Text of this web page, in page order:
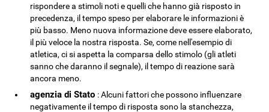
rispondere a stimoli noti e quelli che hanno già risposto in
precedenza, il tempo speso per elaborare le informazioni è
più basso. Meno nuova informazione deve essere elaborato,
il più veloce la nostra risposta. Se, come nell'esempio di
atletica, ci si aspetta la comparsa dello stimolo (gli atleti
sanno che daranno il segnale), il tempo di reazione sarà
ancora meno.
agenzia di Stato : Alcuni fattori che possono influenzare
negativamente il tempo di risposta sono la stanchezza,